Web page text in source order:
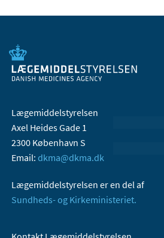
Lægemiddelstyrelsen
Axel Heides Gade 1
2300 København S
Email: dkma@dkma.dk
Lægemiddelstyrelsen er en del af
Sundheds- og Kirkeministeriet.